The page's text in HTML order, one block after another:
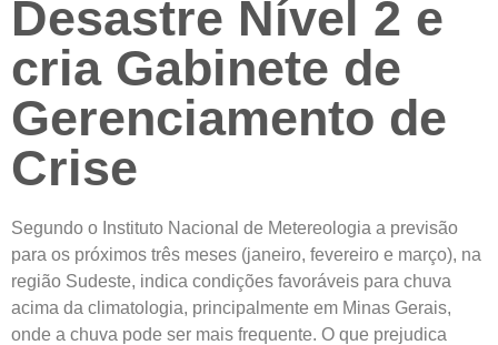
Desastre Nível 2 e
cria Gabinete de
Gerenciamento de
Crise
Segundo o Instituto Nacional de Metereologia a previsão
para os próximos três meses (janeiro, fevereiro e março), na
região Sudeste, indica condições favoráveis para chuva
acima da climatologia, principalmente em Minas Gerais,
onde a chuva pode ser mais frequente. O que prejudica